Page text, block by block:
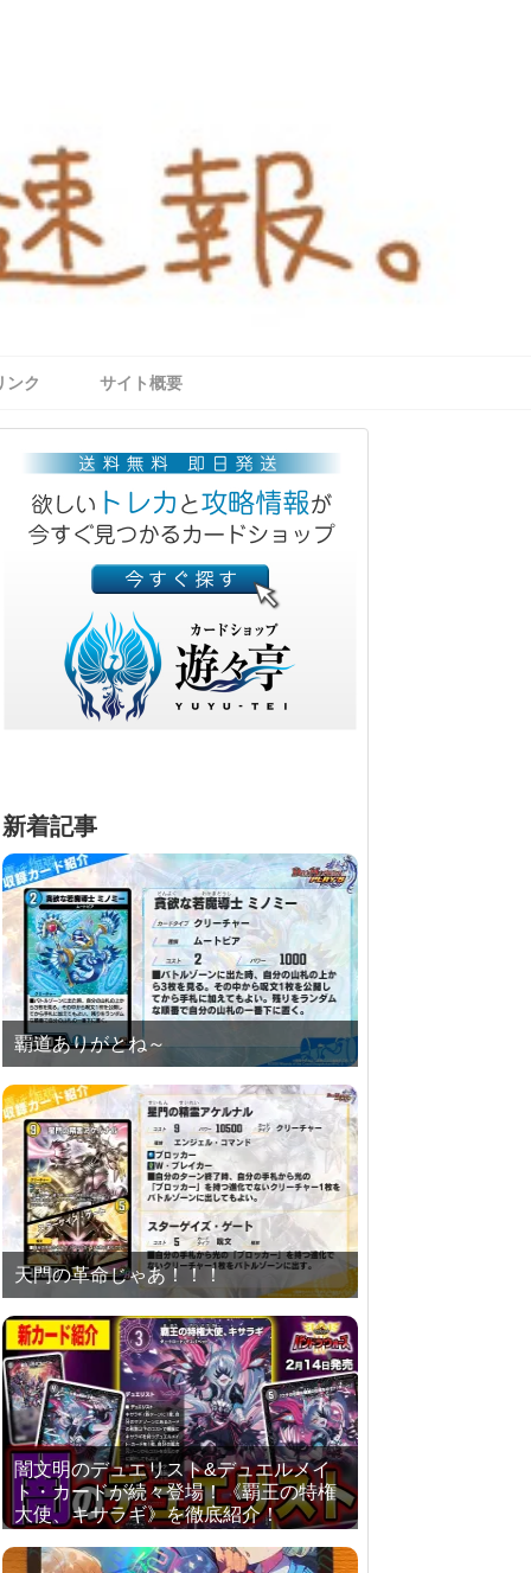
ンク サイト概要
新着記事
覇道ありがとね～
天門の革命じゃあ！！！
闇文明のデュエリスト&デュエルメイ
ト・カードが続々登場！《覇王の特権
大使、キサラギ》を徹底紹介！